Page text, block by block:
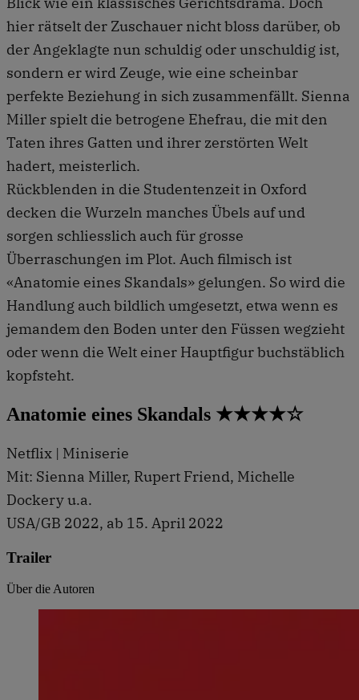
hier rätselt der Zuschauer nicht bloss darüber, ob
der Angeklagte nun schuldig oder unschuldig ist,
sondern er wird Zeuge, wie eine scheinbar
perfekte Beziehung in sich zusammenfällt. Sienna
Miller spielt die betrogene Ehefrau, die mit den
Taten ihres Gatten und ihrer zerstörten Welt
hadert, meisterlich.
Rückblenden in die Studentenzeit in Oxford
decken die Wurzeln manches Übels auf und
sorgen schliesslich auch für grosse
Überraschungen im Plot. Auch filmisch ist
«Anatomie eines Skandals» gelungen. So wird die
Handlung auch bildlich umgesetzt, etwa wenn es
jemandem den Boden unter den Füssen wegzieht
oder wenn die Welt einer Hauptfigur buchstäblich
kopfsteht.
Anatomie eines Skandals ★★★★☆
Netflix | Miniserie
Mit: Sienna Miller, Rupert Friend, Michelle
Dockery u.a.
USA/GB 2022, ab 15. April 2022
Trailer
Über die Autoren